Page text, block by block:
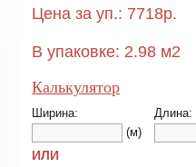
Цена за уп.: 7718р.
В упаковке: 2.98 м2
Калькулятор
Ширина:
(м)
Длина:
ИЛИ